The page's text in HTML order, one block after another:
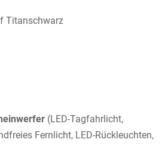
Titanschwarz
(LED-Tagfahrlicht,
Fernlicht, LED-Rückleuchten,